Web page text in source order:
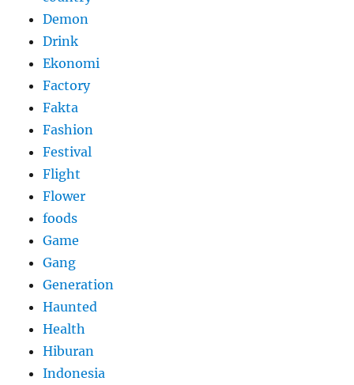
Demon
Drink
Ekonomi
Factory
Fakta
Fashion
Festival
Flight
Flower
foods
Game
Gang
Generation
Haunted
Health
Hiburan
Indonesia